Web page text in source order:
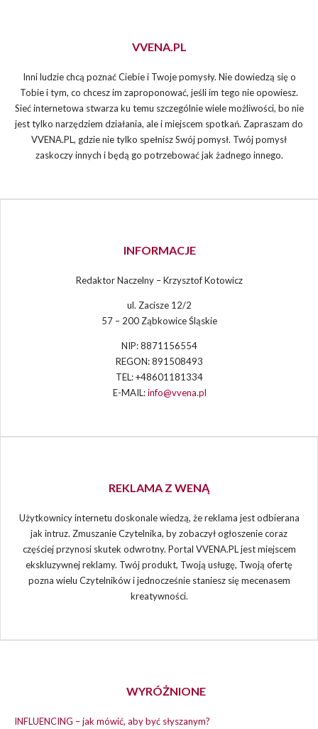
VVENA.PL
Inni ludzie chcą poznać Ciebie i Twoje pomysły. Nie dowiedzą się o
Tobie i tym, co chcesz im zaproponować, jeśli im tego nie opowiesz.
Sieć internetowa stwarza ku temu szczególnie wiele możliwości, bo nie
jest tylko narzędziem działania, ale i miejscem spotkań. Zapraszam do
VVENA.PL, gdzie nie tylko spełnisz Swój pomysł. Twój pomysł
zaskoczy innych i będą go potrzebować jak żadnego innego.
INFORMACJE
Redaktor Naczelny – Krzysztof Kotowicz
ul. Zacisze 12/2
57 – 200 Ząbkowice Śląskie
NIP: 8871156554
REGON: 891508493
TEL: +48601181334
E-MAIL:info@vvena.pl
REKLAMA Z WENĄ
Użytkownicy internetu doskonale wiedzą, że reklama jest odbierana
jak intruz. Zmuszanie Czytelnika, by zobaczył ogłoszenie coraz
częściej przynosi skutek odwrotny. Portal VVENA.PL jest miejscem
ekskluzywnej reklamy. Twój produkt, Twoją usługę, Twoją ofertę
pozna wielu Czytelników i jednocześnie staniesz się mecenasem
kreatywności.
WYRÓŻNIONE
INFLUENCING – jak mówić, aby być słyszanym?